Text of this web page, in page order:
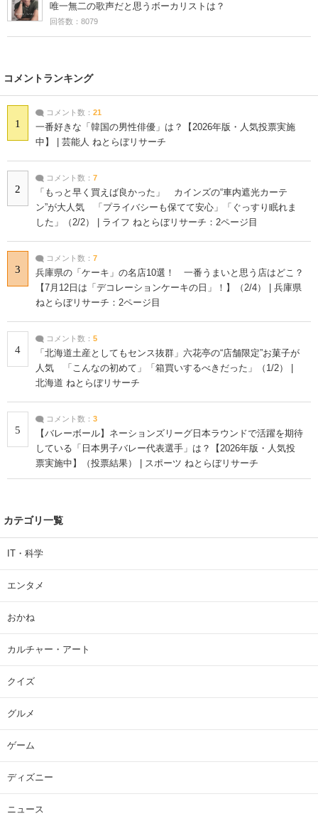
唯一無二の歌声だと思うボーカリストは？
回答数：8079
コメントランキング
1
コメント数： 21
一番好きな「韓国の男性俳優」は？【2026年版・人気投票実施
中】 | 芸能人 ねとらぼリサーチ
2
コメント数： 7
「もっと早く買えば良かった」 カインズの“車内遮光カーテ
ン”が大人気 「プライバシーも保てて安心」「ぐっすり眠れま
した」（2/2） | ライフ ねとらぼリサーチ：2ページ目
3
コメント数： 7
兵庫県の「ケーキ」の名店10選！ 一番うまいと思う店はどこ？
【7月12日は「デコレーションケーキの日」！】（2/4） | 兵庫県
ねとらぼリサーチ：2ページ目
4
コメント数： 5
「北海道土産としてもセンス抜群」六花亭の“店舗限定”お菓子が
人気 「こんなの初めて」「箱買いするべきだった」（1/2） |
北海道 ねとらぼリサーチ
5
コメント数： 3
【バレーボール】ネーションズリーグ日本ラウンドで活躍を期待
している「日本男子バレー代表選手」は？【2026年版・人気投
票実施中】（投票結果） | スポーツ ねとらぼリサーチ
カテゴリ一覧
IT・科学
エンタメ
おかね
カルチャー・アート
クイズ
グルメ
ゲーム
ディズニー
ニュース